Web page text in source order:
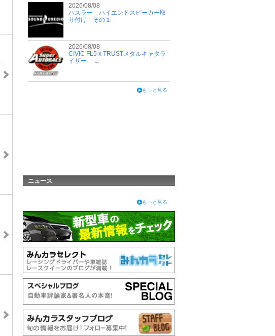
2026/08/08
ハスラー ハイエンドスピーカー取
り付け その１
2026/08/08
CIVIC FL5 x TRUSTメタルキャタラ
イザー ...
もっと見る
ニュース
もっと見る